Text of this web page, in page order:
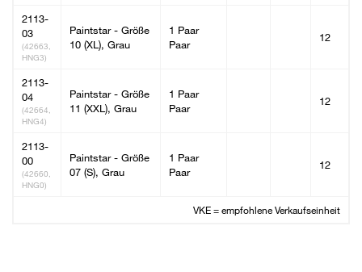
2113-
03
(42663,
HNG3)
Paintstar - Größe
10 (XL), Grau
1 Paar
Paar
12
2113-
04
(42664,
HNG4)
Paintstar - Größe
11 (XXL), Grau
1 Paar
Paar
12
2113-
00
(42660,
HNG0)
Paintstar - Größe
07 (S), Grau
1 Paar
Paar
12
VKE = empfohlene Verkaufseinheit